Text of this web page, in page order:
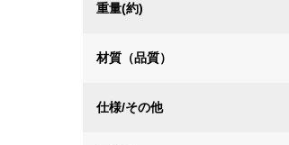
重量(約)
材質（品質）
仕様/その他